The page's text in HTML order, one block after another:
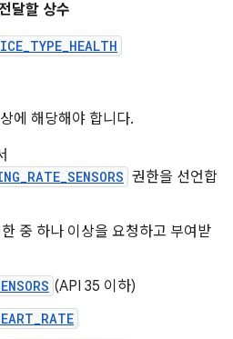
달할 상수
에 해당해야 합니다.
권한을 선언합
중 하나 이상을 요청하고 부여받
(API 35 이하)